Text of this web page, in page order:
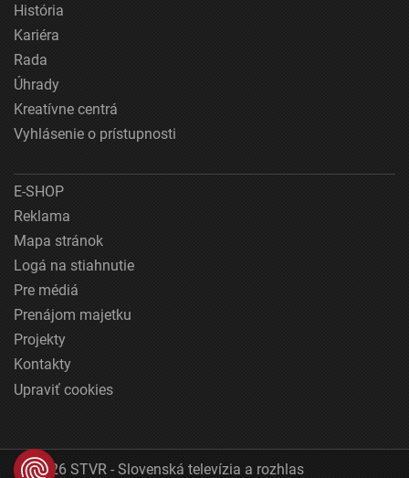
História
Kariéra
Rada
Úhrady
Kreatívne centrá
Vyhlásenie o prístupnosti
E-SHOP
Reklama
Mapa stránok
Logá na stiahnutie
Pre médiá
Prenájom majetku
Projekty
Kontakty
Upraviť cookies
© 2026 STVR - Slovenská televízia a rozhlas